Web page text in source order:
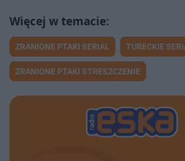
ZRANIONE PTAKI SERIAL TURECKIE
ZRANIONE PTAKI STRESZCZENIE